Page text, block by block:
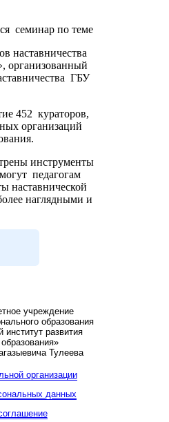
семинар по теме
наставничества
организованный
ГБУ
452 кураторов,
организаций
инструменты
педагогам
наставнической
наглядными и
учреждение
образования
институт развития
Тулеева
организации
данных